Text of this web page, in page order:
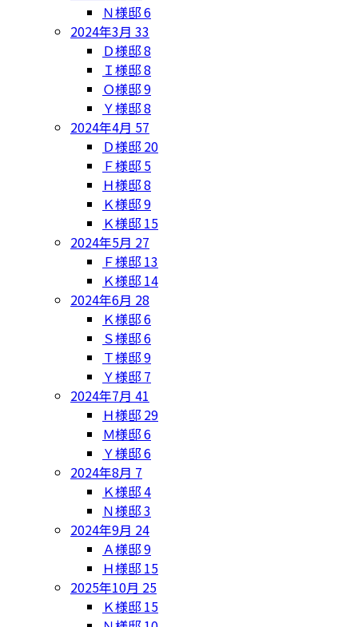
Ｎ様邸6
2024年3月 33
Ｄ様邸8
Ｉ様邸8
Ｏ様邸9
Ｙ様邸8
2024年4月 57
Ｄ様邸 20
Ｆ様邸 5
Ｈ様邸8
Ｋ様邸9
Ｋ様邸 15
2024年5月 27
Ｆ様邸 13
Ｋ様邸 14
2024年6月 28
Ｋ様邸6
Ｓ様邸6
Ｔ様邸9
Ｙ様邸 7
2024年7月 41
Ｈ様邸 29
Ｍ様邸6
Ｙ様邸6
2024年8月 7
Ｋ様邸4
Ｎ様邸3
2024年9月 24
Ａ様邸9
Ｈ様邸 15
2025年10月 25
Ｋ様邸 15